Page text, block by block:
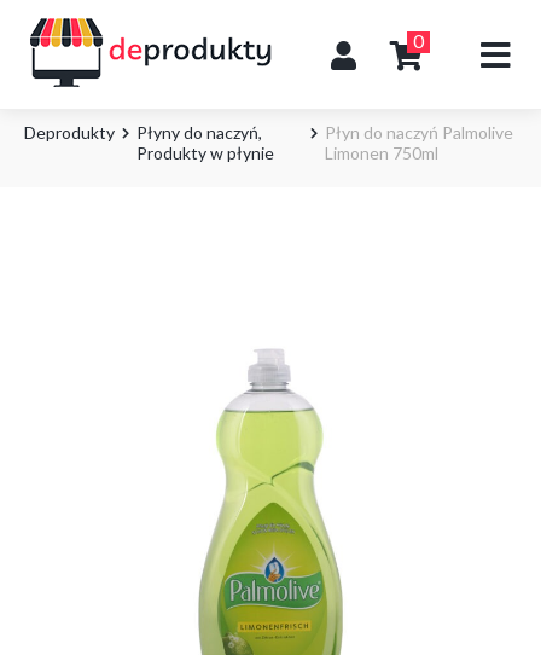
0
Deprodukty Płyny do naczyń,
Produkty w płynie
Płyn do naczyń Palmolive
Limonen 750ml